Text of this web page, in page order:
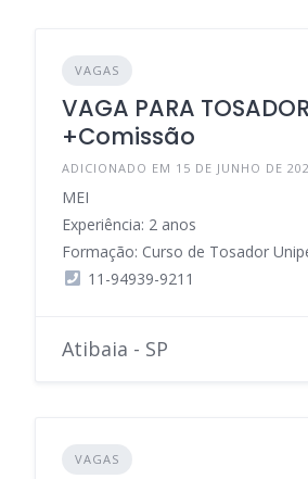
VAGAS
VAGA PARA
+Comissão
ADICIONADO EM 15 DE JUNHO DE
MEI
Experiência: 2 anos
Formação: Curso de Tosador
11-94939-9211
Atibaia - SP
VAGAS